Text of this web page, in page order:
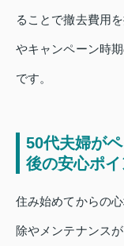
ることで撤去費用
やキャンペーン時
です。
50代夫婦が
後の安心ポイ
住み始めてからの
除やメンテナンス